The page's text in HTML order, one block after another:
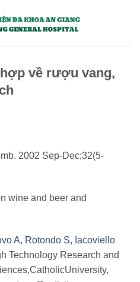
về rượu vang,
2002 Sep-Dec;32(5-
wine and beer and
A, Rotondo S, Iacoviello
Technology Research and